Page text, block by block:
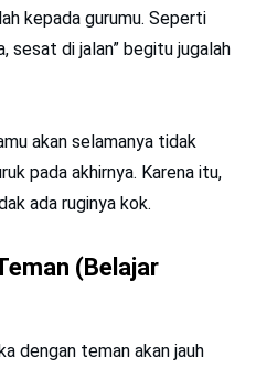
kepada gurumu. Seperti
sesat di jalan” begitu jugalah
akan selamanya tidak
pada akhirnya. Karena itu,
ada ruginya kok.
(Belajar
dengan teman akan jauh